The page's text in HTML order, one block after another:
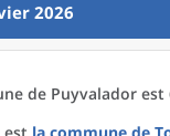
2026
de Puyvalador est